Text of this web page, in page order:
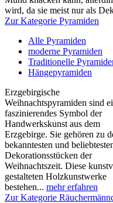
wird, da sie meist nur als
Zur Kategorie Pyramiden
Alle Pyramiden
moderne Pyramiden
Traditionelle
Hängepyramiden
Erzgebirgische
Weihnachtspyramiden sind
faszinierendes Symbol der
Handwerkskunst aus dem
Erzgebirge. Sie gehören zu
bekanntesten und
Dekorationsstücken der
Weihnachtszeit. Diese
gestalteten Holzkunstwerke
bestehen... mehr erfahren
Zur Kategorie